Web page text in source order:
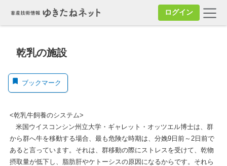
乾乳の施設
ブックマーク
<乾乳牛飼養のシステム>
米国ウイスコンシン州立大学・ギャレット・オッツエル博士は、群
から群へ牛を移動する場合、最も危険な時期は、分娩9日前～2日前で
あると言っています。それは、群移動の際にストレスを受けて、乾物
摂取量が低下し、脂肪肝やケトーシスの原因になるからです。それら
ログイン